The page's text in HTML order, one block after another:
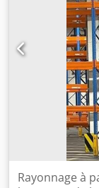
kg Charge
admissible par
laqué bleu (RAL
Comprend :
mm, charge par
y compris
orange
dans notre
demande !
Rayonnage à